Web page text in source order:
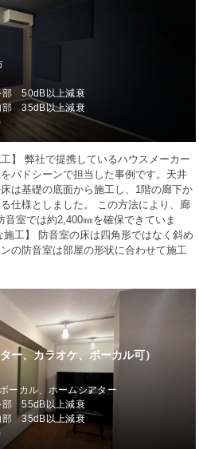
部 50dB以上減衰
部 35dB以上減衰
】 弊社で提携しているハウスメーカー
バドシーンで担当した事例です。天井
は基礎の底面から施工し、1階の廊下か
仕様としました。 この方法により、廊
室では約2,400㎜を確保できていま
工】 防音室の床は四角形ではなく斜め
の防音室は部屋の形状に合わせて施工
、カラオケ、ボーカル可）
ーカル、ホームシアター
部 55dB以上減衰
部 35dB以上減衰